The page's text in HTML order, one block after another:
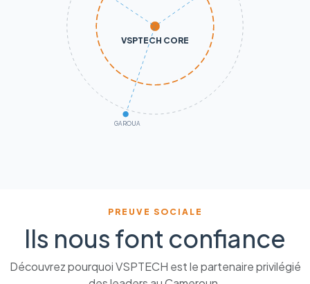
VSPTECH CORE
GAROUA
PREUVE SOCIALE
Ils nous font confiance
Découvrez pourquoi VSPTECH est le partenaire privilégié